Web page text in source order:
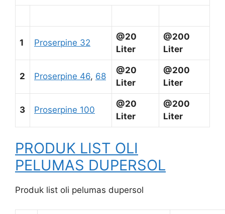
1 Proserpine 32
@20
Liter
@200
Liter
2 Proserpine 46, 68
@20
Liter
@200
Liter
3 Proserpine 100
@20
Liter
@200
Liter
PRODUK LIST OLI
PELUMAS DUPERSOL
Produk list oli pelumas dupersol